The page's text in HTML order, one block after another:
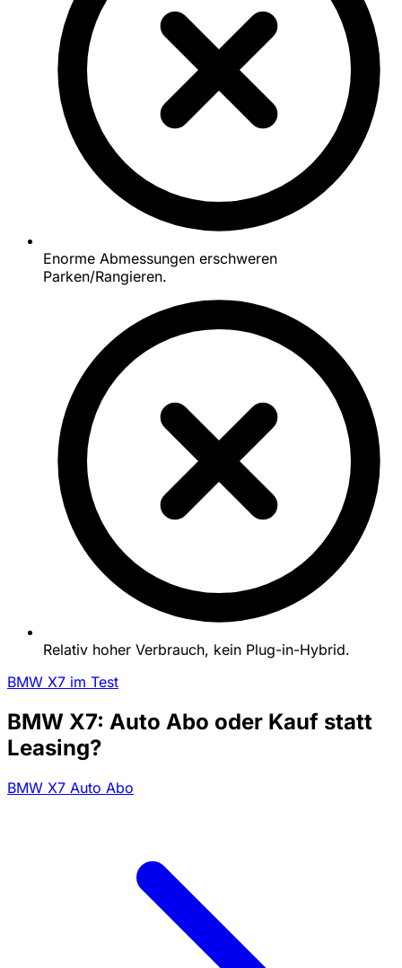
Enorme Abmessungen erschweren
Parken/Rangieren.
Relativ hoher Verbrauch, kein Plug-in-Hybrid.
BMW X7 im Test
BMW X7: Auto Abo oder Kauf statt
Leasing?
BMW X7 Auto Abo